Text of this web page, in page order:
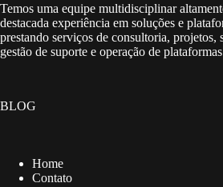
Temos uma equipe multidisciplinar
destacada experiência em soluções e
prestando serviços de consultoria, projetos,
gestão de suporte e operação de
BLOG
Home
Contato